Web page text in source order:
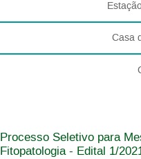
Casa
Processo Seletivo para
Fitopatologia - Edital 1/